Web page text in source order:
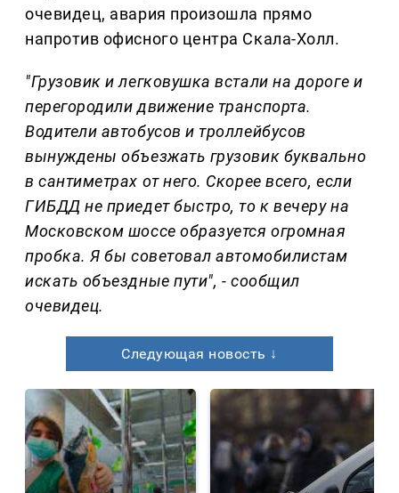
очевидец, авария произошла прямо
напротив офисного центра Скала-Холл.
"Грузовик и легковушка встали на дороге и
перегородили движение транспорта.
Водители автобусов и троллейбусов
вынуждены объезжать грузовик буквально
в сантиметрах от него. Скорее всего, если
ГИБДД не приедет быстро, то к вечеру на
Московском шоссе образуется огромная
пробка. Я бы советовал автомобилистам
искать объездные пути", - сообщил
очевидец.
Следующая новость ↓